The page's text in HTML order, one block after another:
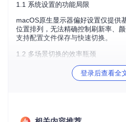
1.1 系统设置的功能局限
macOS原生显示器偏好设置仅提供
位置排列，无法精确控制刷新率、
支持配置文件保存与快速切换。
1.2 多场景切换的效率瓶颈
程序员、设计师等专业用户在开发
需要不同的显示器布局，传统手动
团队协作时，不同成员的显示器配
登录后查看全